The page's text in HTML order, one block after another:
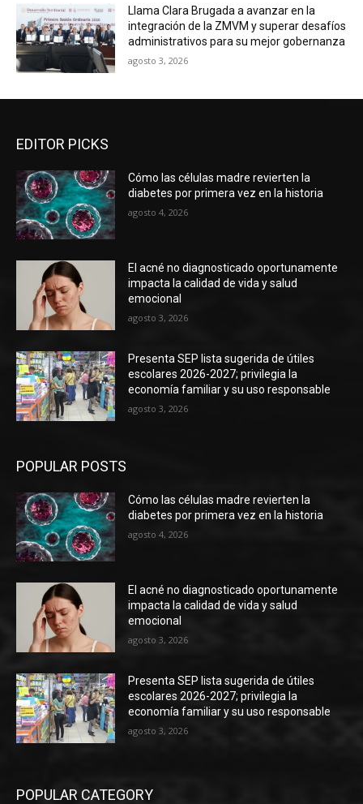
Llama Clara Brugada a avanzar en la
integración de la ZMVM y superar desafíos
administrativos para su mejor gobernanza
agosto 3, 2026
EDITOR PICKS
Cómo las células madre revierten la
diabetes por primera vez en la historia
agosto 4, 2026
El acné no diagnosticado oportunamente
impacta la calidad de vida y salud
emocional
agosto 3, 2026
Presenta SEP lista sugerida de útiles
escolares 2026-2027; privilegia la
economía familiar y su uso responsable
agosto 3, 2026
POPULAR POSTS
Cómo las células madre revierten la
diabetes por primera vez en la historia
agosto 4, 2026
El acné no diagnosticado oportunamente
impacta la calidad de vida y salud
emocional
agosto 3, 2026
Presenta SEP lista sugerida de útiles
escolares 2026-2027; privilegia la
economía familiar y su uso responsable
agosto 3, 2026
POPULAR CATEGORY